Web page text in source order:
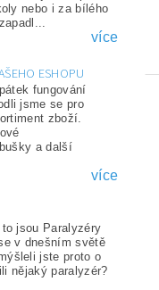
nebo i za bílého
více
ESHOPU
fungování
jsme se pro
zboží.
a další
více
jsou Paralyzéry
v dnešním světě
jste proto o
nějaký paralyzér?